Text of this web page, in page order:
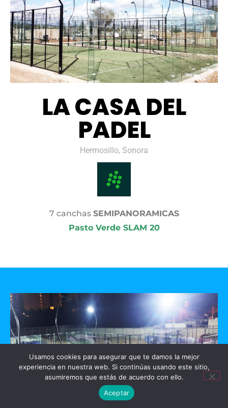
LA CASA DEL
PADEL
Hermosillo, Sonora
7 canchas SEMIPANORAMICAS
Pasto Verde SLAM 20
Usamos cookies para asegurar que te damos la mejor
experiencia en nuestra web. Si continúas usando este sitio,
asumiremos que estás de acuerdo con ello.
Aceptar